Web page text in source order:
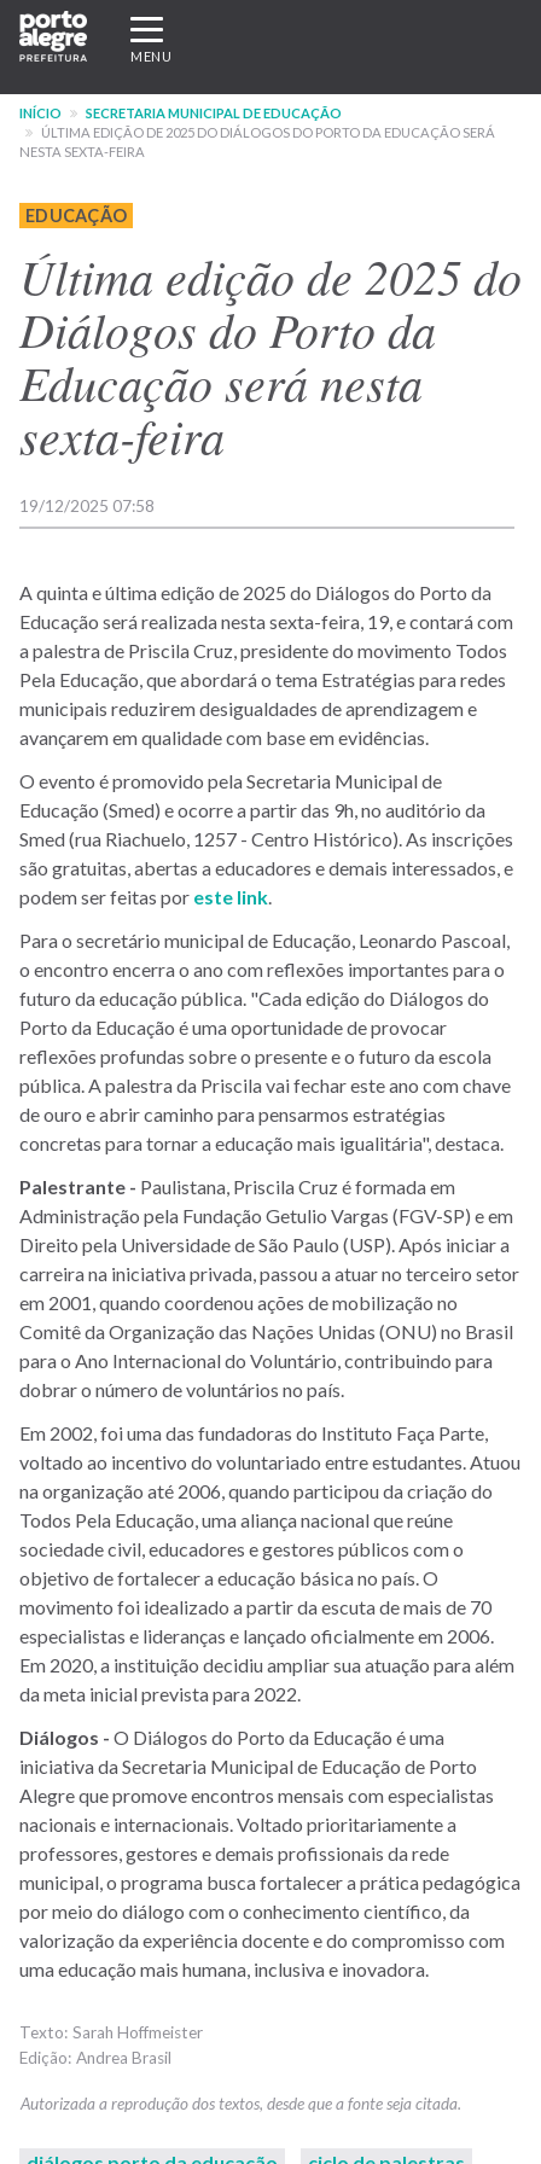
Pular
para
conteúdo
principal
Expandir/recolher
navegação
MENU
INÍCIO
SECRETARIA MUNICIPAL DE EDUCAÇÃO
ÚLTIMA EDIÇÃO DE 2025 DO DIÁLOGOS DO PORTO DA EDUCAÇÃO SERÁ
NESTA SEXTA-FEIRA
EDUCAÇÃO
Última edição de 2025 do
Diálogos do Porto da
Educação será nesta
sexta-feira
19/12/2025 07:58
A quinta e última edição de 2025 do Diálogos do Porto da
Educação será realizada nesta sexta-feira, 19, e contará com
a palestra de Priscila Cruz, presidente do movimento Todos
Pela Educação, que abordará o tema Estratégias para redes
municipais reduzirem desigualdades de aprendizagem e
avançarem em qualidade com base em evidências.
O evento é promovido pela Secretaria Municipal de
Educação (Smed) e ocorre a partir das 9h, no auditório da
Smed (rua Riachuelo, 1257 - Centro Histórico). As inscrições
são gratuitas, abertas a educadores e demais interessados, e
podem ser feitas por este link
Para o secretário municipal de Educação, Leonardo Pascoal,
o encontro encerra o ano com reflexões importantes para o
futuro da educação pública. "Cada edição do Diálogos do
Porto da Educação é uma oportunidade de provocar
reflexões profundas sobre o presente e o futuro da escola
pública. A palestra da Priscila vai fechar este ano com chave
de ouro e abrir caminho para pensarmos estratégias
concretas para tornar a educação mais igualitária", destaca.
Palestrante - Paulistana, Priscila Cruz é formada em
Administração pela Fundação Getulio Vargas (FGV-SP) e em
Direito pela Universidade de São Paulo (USP). Após iniciar a
carreira na iniciativa privada, passou a atuar no terceiro setor
em 2001, quando coordenou ações de mobilização no
Comitê da Organização das Nações Unidas (ONU) no Brasil
para o Ano Internacional do Voluntário, contribuindo para
dobrar o número de voluntários no país.
Em 2002, foi uma das fundadoras do Instituto Faça Parte,
voltado ao incentivo do voluntariado entre estudantes. Atuou
na organização até 2006, quando participou da criação do
Todos Pela Educação, uma aliança nacional que reúne
sociedade civil, educadores e gestores públicos com o
objetivo de fortalecer a educação básica no país. O
movimento foi idealizado a partir da escuta de mais de 70
especialistas e lideranças e lançado oficialmente em 2006.
Em 2020, a instituição decidiu ampliar sua atuação para além
da meta inicial prevista para 2022.
Diálogos - O Diálogos do Porto da Educação é uma
iniciativa da Secretaria Municipal de Educação de Porto
Alegre que promove encontros mensais com especialistas
nacionais e internacionais. Voltado prioritariamente a
professores, gestores e demais profissionais da rede
municipal, o programa busca fortalecer a prática pedagógica
por meio do diálogo com o conhecimento científico, da
valorização da experiência docente e do compromisso com
uma educação mais humana, inclusiva e inovadora.
Sarah Hoffmeister
Andrea Brasil